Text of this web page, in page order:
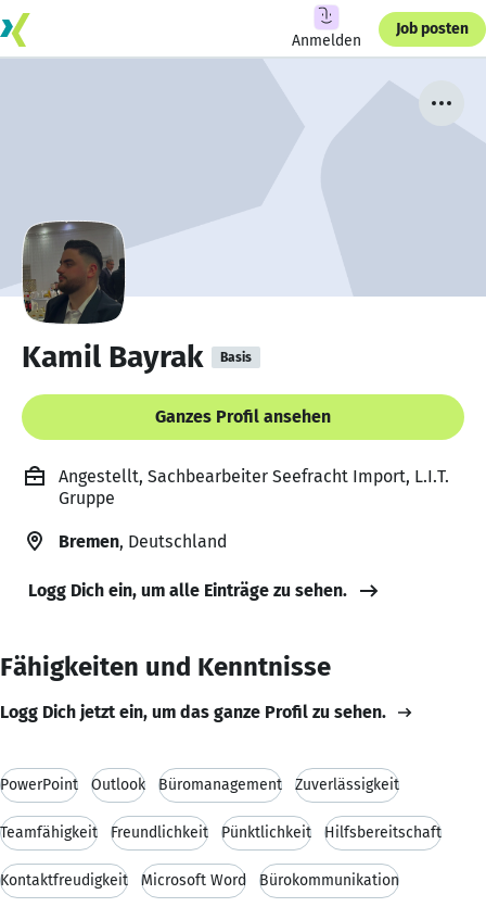
Anmelden
Job posten
Kamil Bayrak Basis
Ganzes Profil ansehen
Angestellt, Sachbearbeiter Seefracht Import, L.I.T.
Gruppe
Bremen, Deutschland
Logg Dich ein, um alle Einträge zu sehen.
Fähigkeiten und Kenntnisse
Logg Dich jetzt ein, um das ganze Profil zu sehen.
PowerPoint Outlook Büromanagement Zuverlässigkeit
Teamfähigkeit Freundlichkeit Pünktlichkeit Hilfsbereitschaft
Kontaktfreudigkeit Microsoft Word Bürokommunikation